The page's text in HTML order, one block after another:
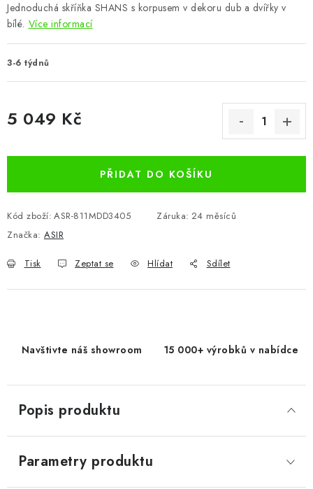
VÝPRODEJ
Kontakty
Jednoduchá skříňka SHANS s korpusem v dekoru dub a dvířky v
bílé. Více informací
3-6 týdnů
5 049 Kč
PŘIDAT DO KOŠÍKU
Kód zboží: ASR-811MDD3405 Záruka: 24 měsíců
Značka: ASIR
Tisk Zeptat se Hlídat Sdílet
Navštivte náš showroom 15 000+ výrobků v nabídce
Popis produktu
Parametry produktu